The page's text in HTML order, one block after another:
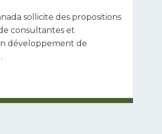
sollicite des propositions
consultantes et
développement de